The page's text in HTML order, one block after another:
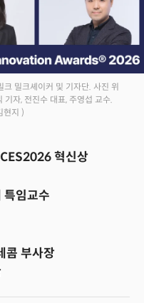
밀크셰이커 및 기자단. 사진 위
기자, 전진수 대표, 주영섭 교수.
현지 )
혁신상
특임교수
콤 부사장